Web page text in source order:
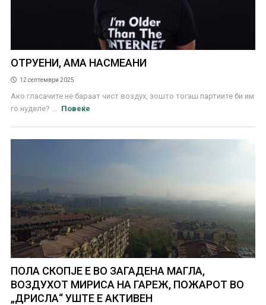
ОТРУЕНИ, АМА НАСМЕАНИ
12 септември 2025
Ако гласачите не бараат чист воздух, зошто тогаш партиите би им
го нуделе? ...
Повеќе
ПОЛА СКОПЈЕ Е ВО ЗАГАДЕНА МАГЛА,
ВОЗДУХОТ МИРИСА НА ГАРЕЖ, ПОЖАРОТ ВО
„ДРИСЛА“ УШТЕ Е АКТИВЕН